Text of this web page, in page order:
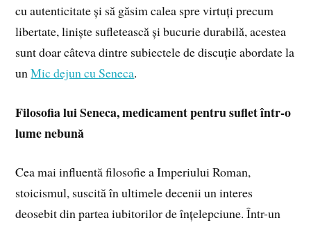
cu autenticitate și să găsim calea spre virtuți precum
libertate, liniște sufletească și bucurie durabilă, acestea
sunt doar câteva dintre subiectele de discuție abordate la
unMic dejun cu Seneca.
Filosofia lui Seneca, medicament pentru suflet într-o
lume nebună
Cea mai influentă filosofie a Imperiului Roman,
stoicismul, suscită în ultimele decenii un interes
deosebit din partea iubitorilor de înțelepciune. Într-un